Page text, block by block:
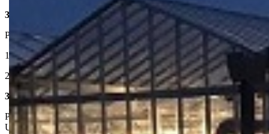
3) Dezinfekcija površina, podova, zidova i opreme
Prvo temeljno operite i isperite vodom površine, podove, zidove i
1) Koncentracija: (2%), kako razblaziti (2 lit Huwa-San 50 AGRO/
2) Koncentracija: (6%), kako razblaziti (6 lit Huwa-San 50 AGRO/
3.1) Površine,podovi i zidovi
Poprskajte površinu razblaženim rastvorom od 2-6%. Koristite
U suprotnom, obrišite površine i podove osušite.